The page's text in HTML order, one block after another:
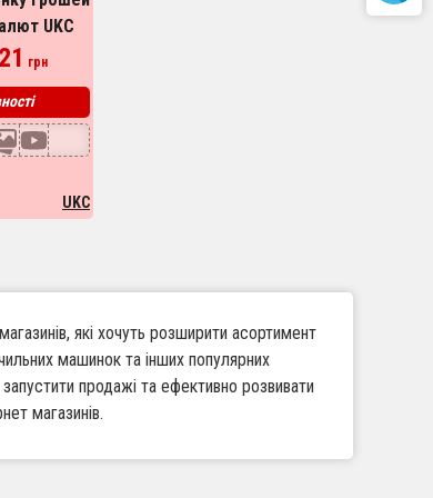
UKC
банкнот,
грн
UKC
які хочуть розширити асортимент
машинок та інших популярних
продажі та ефективно розвивати
магазинів.